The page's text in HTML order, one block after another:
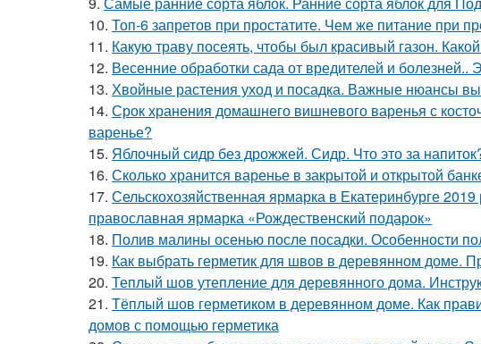
10. Топ-6 запретов при простатите. Чем же питание при
11. Какую траву посеять, чтобы был красивый газон.
12. Весенние обработки сада от вредителей и болезней..
13. Хвойные растения уход и посадка. Важные нюансы
14. Срок хранения домашнего вишневого варенья с
варенье?
15. Яблочный сидр без дрожжей. Сидр. Что это за
16. Сколько хранится варенье в закрытой и открытой
17. Сельскохозяйственная ярмарка в Екатеринбурге
православная ярмарка «Рождественский подарок»
18. Полив малины осенью после посадки. Особенности
19. Как выбрать герметик для швов в деревянном доме.
20. Теплый шов утепление для деревянного дома.
21. Тёплый шов герметиком в деревянном доме. Как
домов с помощью герметика